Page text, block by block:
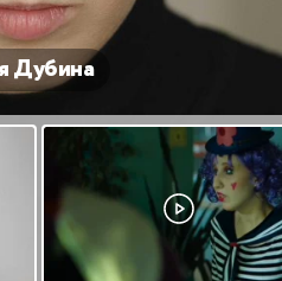
Дубина